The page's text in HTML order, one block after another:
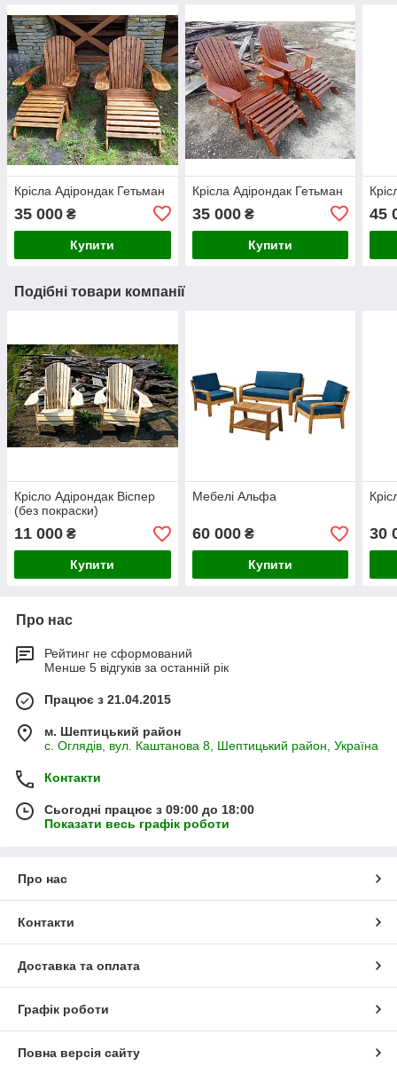
Крісла Адірондак Гетьман
35 000 ₴
Купити
Крісла Адірондак Гетьман
35 000₴
Купити
45
Подібні товари компанії
Крісло Адірондак Віспер
(без покраски)
11 000 ₴
Купити
Мебелі Альфа
60 000₴
Купити
30
Про нас
Рейтинг не сформований
Менше 5 відгуків за останній рік
Працює з 21.04.2015
м. Шептицький район
с. Оглядів, вул. Каштанова 8, Шептицький район, Україна
Контакти
Сьогодні працює з 09:00 до 18:00
Показати весь графік роботи
Про нас
Контакти
Доставка та оплата
Графік роботи
Повна версія сайту